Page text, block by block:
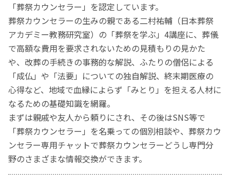
「葬祭カウンセラー」を認定しています。
葬祭カウンセラーの生みの親である二村祐輔（日本葬祭
アカデミー教務研究室）の「葬祭を学ぶ」4講座に、葬儀
で高額な費用を要求されないための見積もりの見かた
や、改葬の手続きの事務的な解説、ふたりの僧侶による
「成仏」や「法要」についての独自解説、終末期医療の
心得など、地域で血縁によらず「みとり」を担える人材に
なるための基礎知識を網羅。
まずは親戚や友人から頼りにされ、その後はSNS等で
「葬祭カウンセラー」を名乗っての個別相談や、葬祭カウ
ンセラー専用チャットで葬祭カウンセラーどうし専門分
野のさまざまな情報交換ができます。